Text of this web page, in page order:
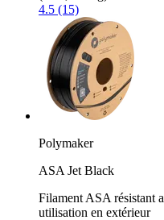
4.5 (15)
Polymaker
ASA Jet Black
Filament ASA résistant
utilisation en extérieur